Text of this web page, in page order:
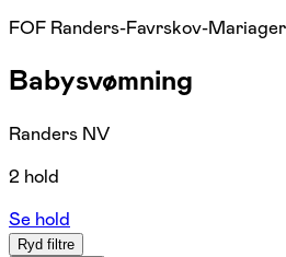
FOF Randers-Favrskov-
Babysvømning
Randers NV
2 hold
Se hold
Ryd filtre